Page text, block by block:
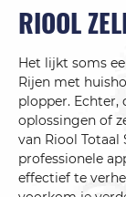
RIOOL
Het lijkt soms
Rijen met
plopper.
oplossingen of
van Riool Totaal
professionele
effectief te